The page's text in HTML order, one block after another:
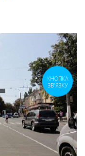
КНОПКА
ЗВ'ЯЗКУ